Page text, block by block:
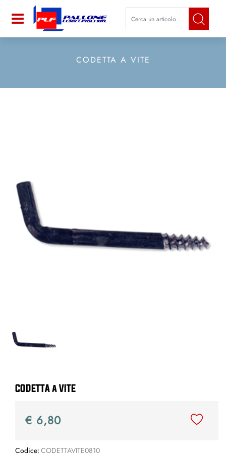
Open La modifica di un filtro
CODETTA A VITE
CODETTA a VITE
€ 6,80
Codice: CODETTAVITE0810